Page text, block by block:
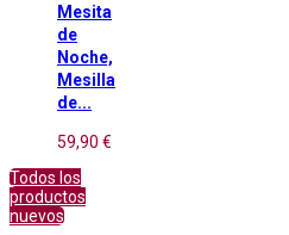
Mesita
de
Noche,
Mesilla
de...
59,90 €
Todos los
productos
nuevos